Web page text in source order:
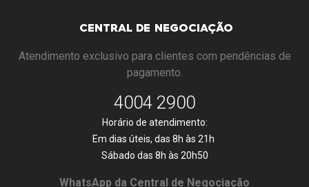
CENTRAL DE NEGOCIAÇÃO
Atendimento exclusivo para clientes com pendências de
pagamento.
4004 2900
Horário de atendimento:
Em dias úteis, das 8h às 21h
Sábado das 8h às 20h50
WhatsApp da Central de Negociação